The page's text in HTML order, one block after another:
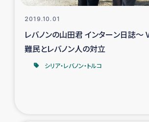
緊急支援事業
女性の生計向上を通じた子どもの
2019.10.01
レバノンの山田君 インターン日誌
難民とレバノン人の対立
シリア・レバノン・トルコ